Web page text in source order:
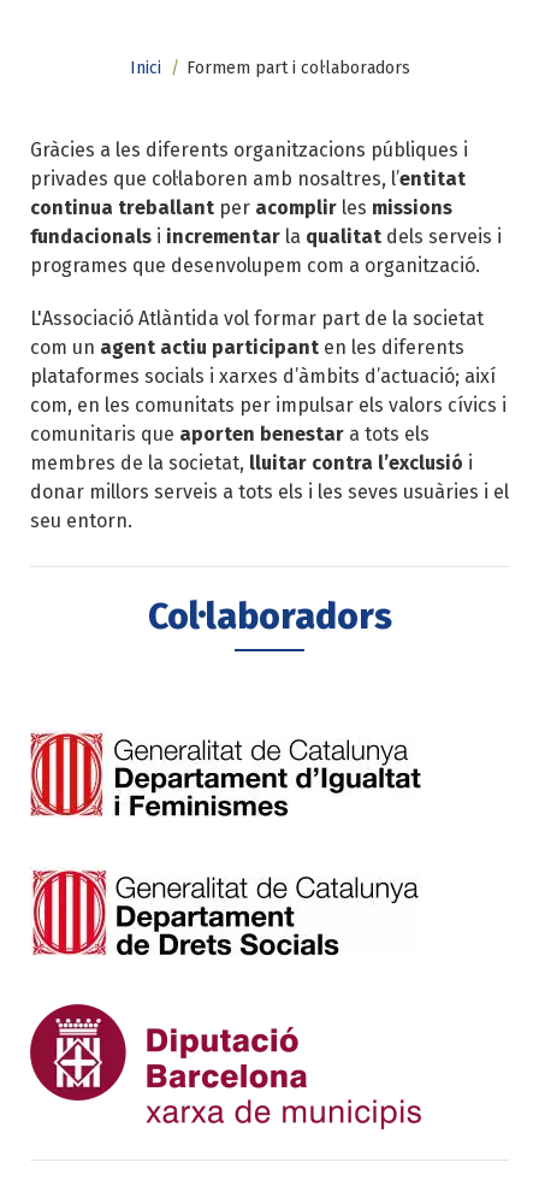
Inici Formem part i col·laboradors
Gràcies a les diferents organitzacions públiques i
privades que col·laboren amb nosaltres, l’entitat
continua treballant per acomplir les missions
fundacionals i incrementar la qualitat dels serveis i
programes que desenvolupem com a organització.
L'Associació Atlàntida vol formar part de la societat
com un agent actiu participant en les diferents
plataformes socials i xarxes d’àmbits d’actuació; així
com, en les comunitats per impulsar els valors cívics i
comunitaris que aporten benestar a tots els
membres de la societat, lluitar contra l’exclusió i
donar millors serveis a tots els i les seves usuàries i el
seu entorn.
Col·laboradors